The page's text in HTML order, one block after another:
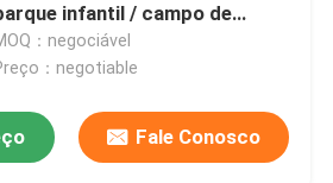
infantil / campo de
：negociável
：negotiable
Fale Conosco